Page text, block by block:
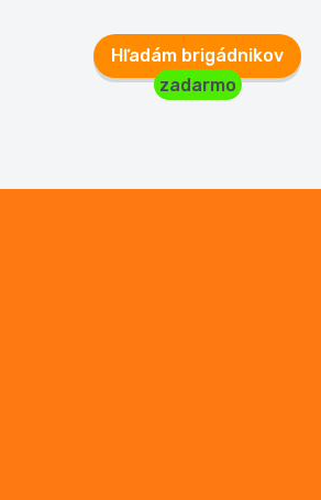
Hľadám brigádnikov
zadarmo